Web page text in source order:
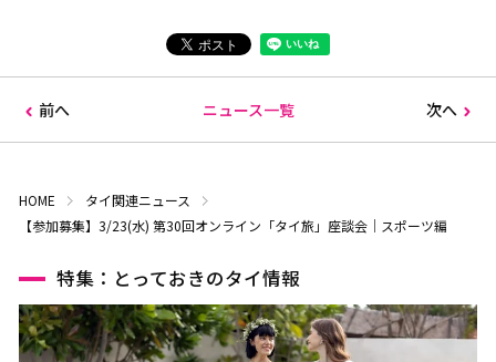
前へ ニュース一覧 次へ
HOME
タイ関連ニュース
【参加募集】3/23(水) 第30回オンライン「タイ旅」座談会｜スポーツ編
特集：とっておきのタイ情報